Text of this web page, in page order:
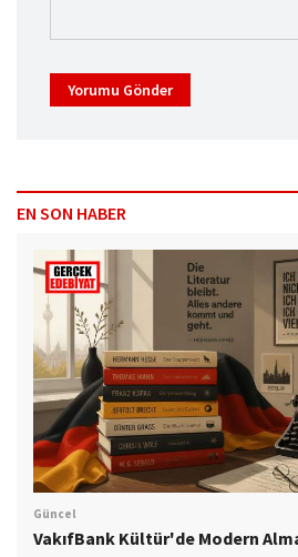
Yorumu Gönder
EN SON HABER
Güncel
VakıfBank Kültür'de Modern